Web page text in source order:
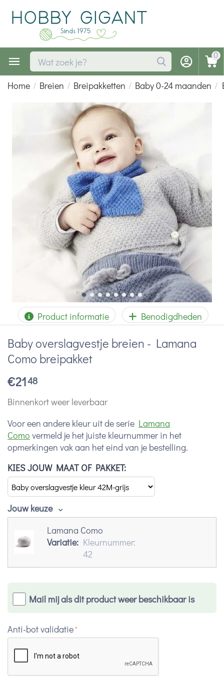
0
Home / Breien / Breipakketten / Baby 0-24 maanden /
Product informatie Benodigdheden
Baby overslagvestje breien - Lamana
Como breipakket
€2148
Binnenkort weer leverbaar
Voor een andere kleur uit de serie Lamana
Como vermeld je het juiste kleurnummer in het
opmerkingen vak aan het eind van je bestelling.
KIES JOUW MAAT OF PAKKET:
Jouw keuze
Lamana Como
Variatie: Kleurnummer:
42
Mail mij als dit product weer beschikbaar is
Anti-bot validatie